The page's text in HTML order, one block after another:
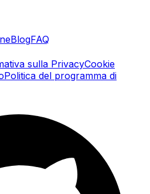
BlogFAQ
sulla PrivacyCookie
Politica del programma di